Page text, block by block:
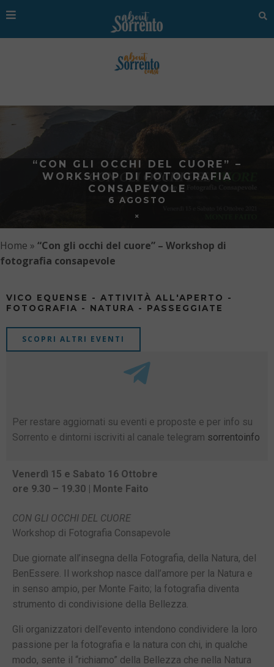
“CON GLI OCCHI DEL CUORE” –
WORKSHOP DI FOTOGRAFIA
CONSAPEVOLE
6 AGOSTO
Home » “Con gli occhi del cuore” – Workshop di
fotografia consapevole
VICO EQUENSE - ATTIVITÀ ALL'APERTO -
FOTOGRAFIA - NATURA - PASSEGGIATE
SCOPRI ALTRI EVENTI
Per restare aggiornati su eventi e proposte e per info su
Sorrento e dintorni iscriviti al canale telegram sorrentoinfo
Venerdì 15 e Sabato 16 Ottobre
ore 9.30 – 19.30 | Monte Faito
CON GLI OCCHI DEL CUORE
Workshop di Fotografia Consapevole
Due giornate all’insegna della Fotografia, della Natura, del
BenEssere. Il workshop nasce dall’amore per la Natura e
in senso ampio, per Monte Faito; la fotografia diventa
strumento di condivisione della Bellezza.
Gli organizzatori dell’evento intendono condividere la loro
passione per la fotografia e la natura con chi, in qualche
modo, sente il “richiamo” della Bellezza che nella Natura